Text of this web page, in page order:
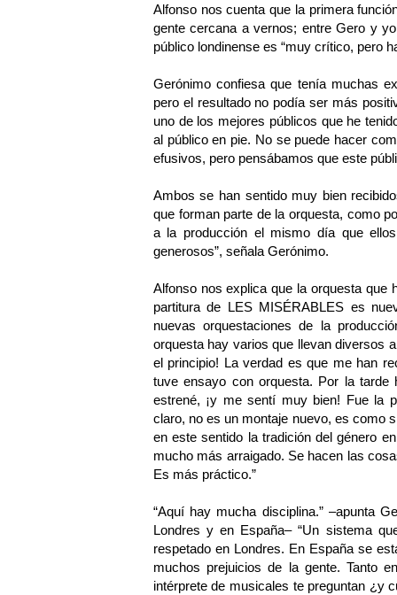
Alfonso nos cuenta que la primera
gente cercana a vernos; entre Gero y
público londinense es “muy crítico, pero
Gerónimo confiesa que tenía muchas
pero el resultado no podía ser más
uno de los mejores públicos que he
al público en pie. No se puede hacer
efusivos, pero pensábamos que este
Ambos se han sentido muy bien
que forman parte de la orquesta, como
a la producción el mismo día que
generosos”, señala Gerónimo.
Alfonso nos explica que la orquesta que
partitura de LES MISÉRABLES es
nuevas orquestaciones de la
orquesta hay varios que llevan diversos
el principio! La verdad es que me han
tuve ensayo con orquesta. Por la
estrené, ¡y me sentí muy bien! Fue la
claro, no es un montaje nuevo, es como
en este sentido la tradición del género
mucho más arraigado. Se hacen las
Es más práctico.”
“Aquí hay mucha disciplina.” –apunta
Londres y en España– “Un sistema
respetado en Londres. En España se
muchos prejuicios de la gente. Tanto
intérprete de musicales te preguntan ¿y